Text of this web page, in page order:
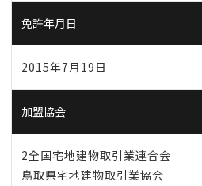
免許年月日
2015年7月19日
加盟協会
2全国宅地建物取引業連合会
鳥取県宅地建物取引業協会